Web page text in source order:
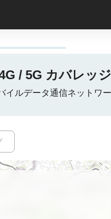
/ 5G カバレッ
イルデータ通信ネットワ